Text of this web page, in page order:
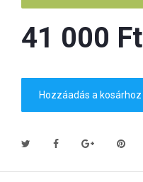
41 000 Ft‎
Hozzáadás a kosárhoz